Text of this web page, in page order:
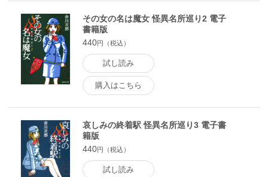
その女の名は魔女 怪異名所巡り2 電子
書籍版
440円（税込）
試し読み
購入はこちら
哀しみの終着駅 怪異名所巡り3 電子書
籍版
440円（税込）
試し読み